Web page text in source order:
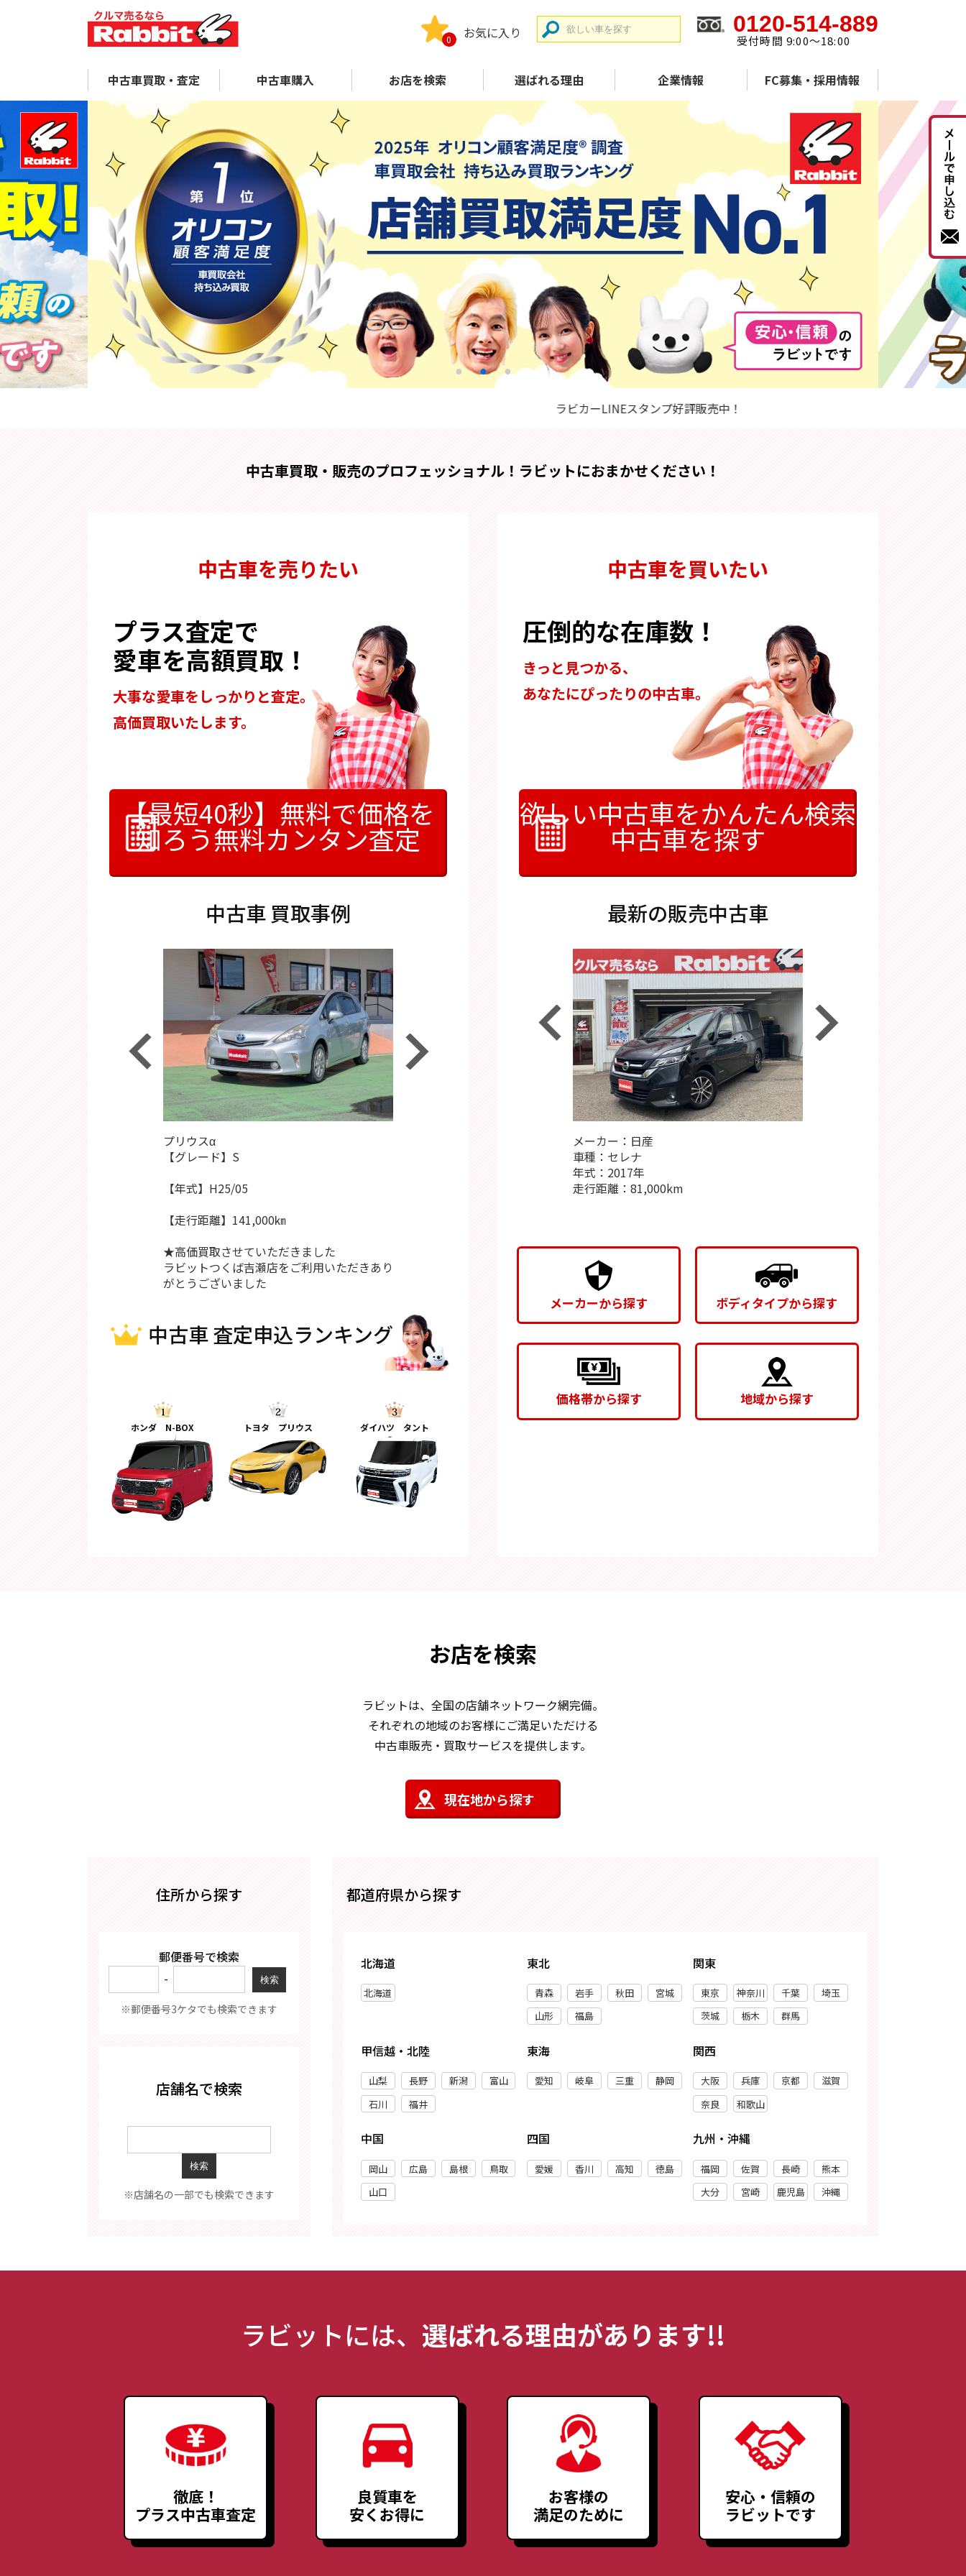
お気に入り
0
0120-514-889
受付時間 9:00～18:00
中古車買取・査定 中古車購入 お店を検索 選ばれる理由 企業情報 FC募集・採用情報
中古車買取・販売のプロフェッショナル！ ラビットにおまかせください！
中古車を売りたい
プラス査定で
愛車を高額買取！
大事な愛車をしっかりと査定。
高価買取いたします。
【最短40秒】無料で価格を
知ろう無料カンタン査定
中古車 買取事例
プリウスα
【グレード】S
【年式】H25/05
【走行距離】141,000㎞
★高価買取させていただきました
ラビットつくば吉瀬店をご利用いただきあり
がとうございました
令和8年8月4日 お客様より買取させていただ
他店様やディーラー様の査定・下取りにご納
得のいかない方、是非一度、当店にご相談下
☆BMW 220i☆
ラビット江南南山店(^^)/
☆平成27年式
中古車 査定申込ランキング
ホンダ N-BOX トヨタ プリウス ダイハツ タント
中古車を買いたい
圧倒的な在庫数！
きっと見つかる、
あなたにぴったりの中古車。
欲しい中古車をかんたん検索
中古車を探す
最新の販売中古車
メーカー：三菱
車種：アウトランダー
走行距離：80,000km
メーカー：日産
車種：セレナ
年式：2017年
走行距離：81,000km
メーカーから探す ボディタイプから探す
価格帯から探す 地域から探す
お店を検索
ラビットは、全国の店舗ネットワーク網完備。
それぞれの地域のお客様にご満足いただける
中古車販売・買取サービスを提供します。
現在地から探す
住所から探す
郵便番号で検索
-
※郵便番号3ケタでも検索できます
店舗名で検索
※店舗名の一部でも検索できます
都道府県から探す
北海道
北海道
東北
青森 岩手 秋田
宮城
山形
福島
関東
東京 神奈川 千葉
埼玉
茨城
栃木 群馬
甲信越・北陸
山梨 長野 新潟
富山
石川
福井
東海
愛知 岐阜 三重 静岡
関西
大阪 兵庫 京都
滋賀
奈良
和歌山
中国
岡山 広島 島根
鳥取
山口
四国
愛媛 香川 高知 徳島
九州・沖縄
福岡 佐賀 長崎
熊本
大分
宮崎 鹿児島 沖縄
ラビットには、 選ばれる理由があります!!
徹底！
プラス中古車査定
良質車を
安くお得に
お客様の
満足のために
安心・信頼の
ラビットです